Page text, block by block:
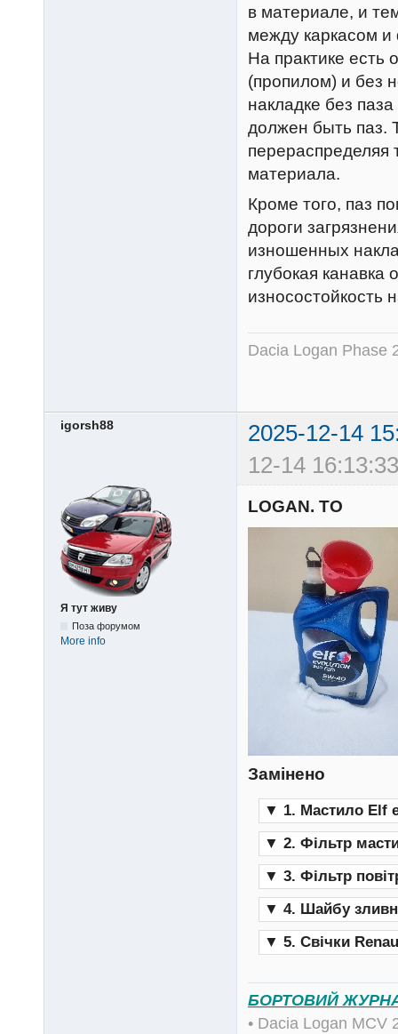
в материале, и
между каркасом
На практике есть
(пропилом) и без
накладке без
должен быть паз.
перераспределяя
материала.
Кроме того, паз
дороги
изношенных
глубокая
износостойкость
Dacia Logan Phase
igorsh88
2025-12-14
12-14
Я тут живу
Поза форумом
More info
LOGAN. ТО
Замінено
▼ 1. Мастило Elf
▼ 2. Фільтр
▼ 3. Фільтр
▼ 4. Шайбу
▼ 5. Свічки
БОРТОВИЙ
• Dacia Logan